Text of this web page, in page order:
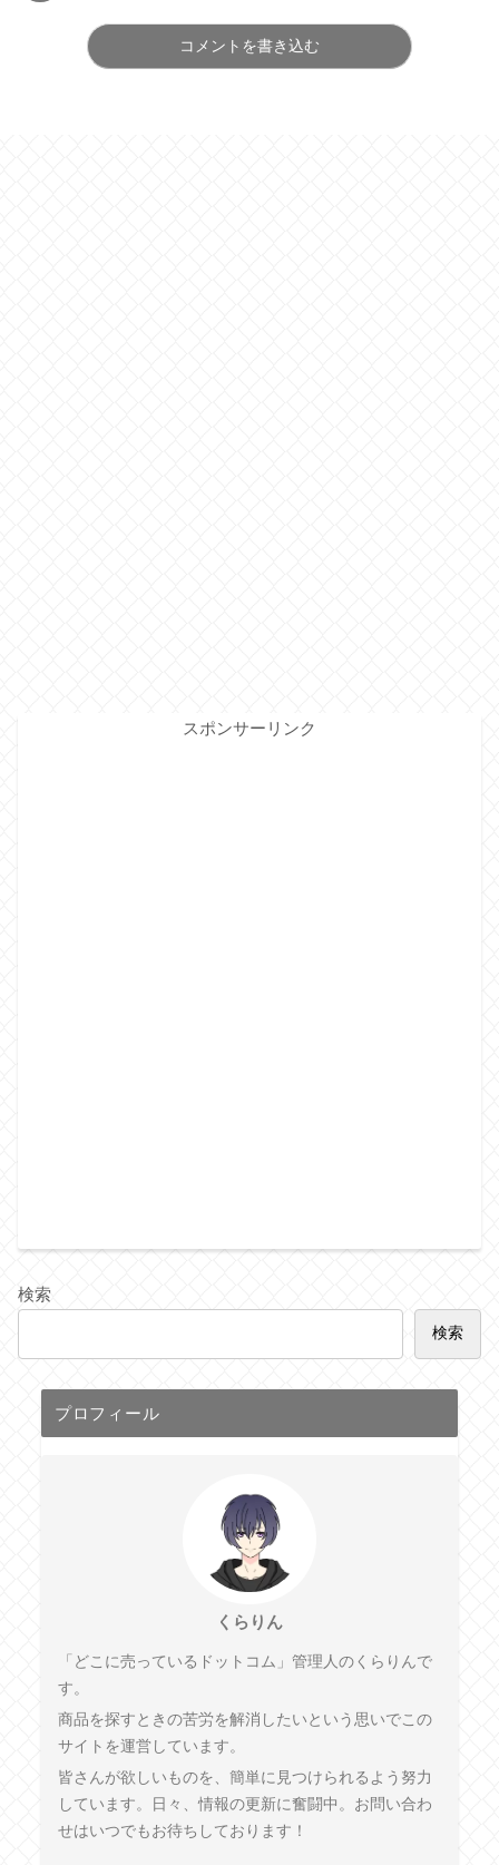
コメントを書き込む
スポンサーリンク
検索
検索
プロフィール
くらりん
「どこに売っているドットコム」管理人のくらりんで
す。
商品を探すときの苦労を解消したいという思いでこの
サイトを運営しています。
皆さんが欲しいものを、簡単に見つけられるよう努力
しています。日々、情報の更新に奮闘中。お問い合わ
せはいつでもお待ちしております！